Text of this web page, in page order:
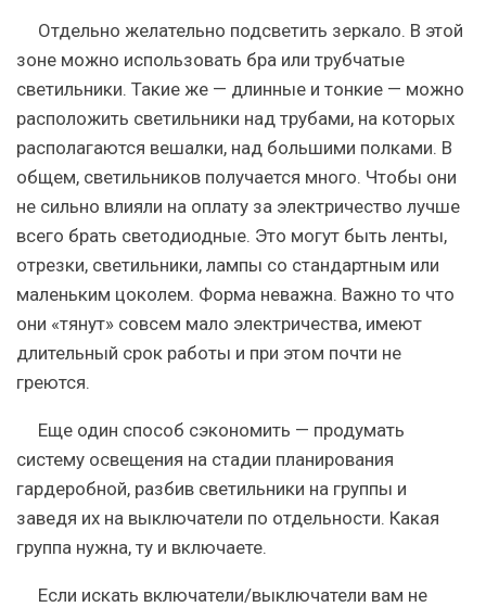
Отдельно желательно подсветить зеркало. В этой
зоне можно использовать бра или трубчатые
светильники. Такие же — длинные и тонкие — можно
расположить светильники над трубами, на которых
располагаются вешалки, над большими полками. В
общем, светильников получается много. Чтобы они
не сильно влияли на оплату за электричество лучше
всего брать светодиодные. Это могут быть ленты,
отрезки, светильники, лампы со стандартным или
маленьким цоколем. Форма неважна. Важно то что
они «тянут» совсем мало электричества, имеют
длительный срок работы и при этом почти не
греются.
Еще один способ сэкономить — продумать
систему освещения на стадии планирования
гардеробной, разбив светильники на группы и
заведя их на выключатели по отдельности. Какая
группа нужна, ту и включаете.
Если искать включатели/выключатели вам не